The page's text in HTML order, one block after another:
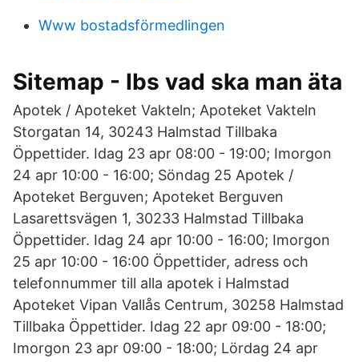
Www bostadsförmedlingen
Sitemap - Ibs vad ska man äta
Apotek / Apoteket Vakteln; Apoteket Vakteln
Storgatan 14, 30243 Halmstad Tillbaka
Öppettider. Idag 23 apr 08:00 - 19:00; Imorgon
24 apr 10:00 - 16:00; Söndag 25 Apotek /
Apoteket Berguven; Apoteket Berguven
Lasarettsvägen 1, 30233 Halmstad Tillbaka
Öppettider. Idag 24 apr 10:00 - 16:00; Imorgon
25 apr 10:00 - 16:00 Öppettider, adress och
telefonnummer till alla apotek i Halmstad
Apoteket Vipan Vallås Centrum, 30258 Halmstad
Tillbaka Öppettider. Idag 22 apr 09:00 - 18:00;
Imorgon 23 apr 09:00 - 18:00; Lördag 24 apr